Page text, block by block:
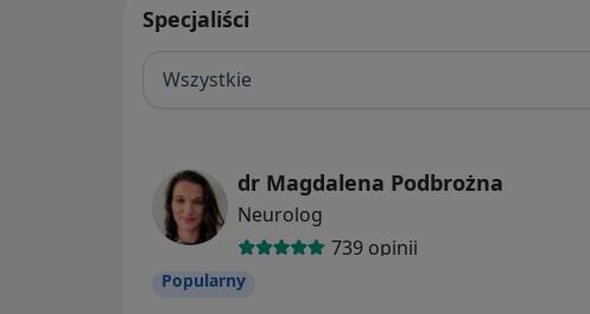
Specjaliści
Wszystkie
dr Magdalena Podbrożna
Neurolog
739 opinii
Popularny